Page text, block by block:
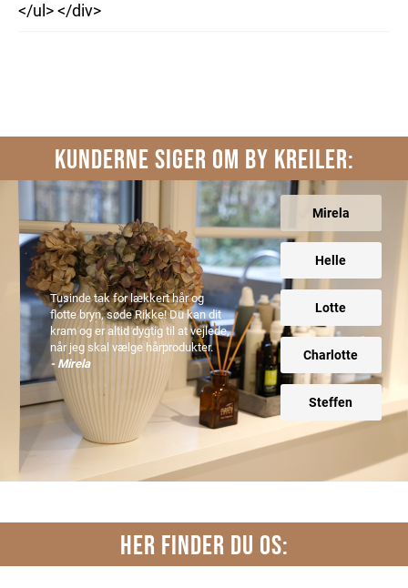
</ul> </div>
KUNDERNE SIGER OM BY KREILER:
Mirela
Helle
Lotte
Charlotte
Steffen
Tusinde tak for lækkert hår og
flotte bryn, søde Rikke! Du kan dit
kram og er altid dygtig til at vejlede,
når jeg skal vælge hårprodukter.
- Mirela
HER FINDER DU OS: